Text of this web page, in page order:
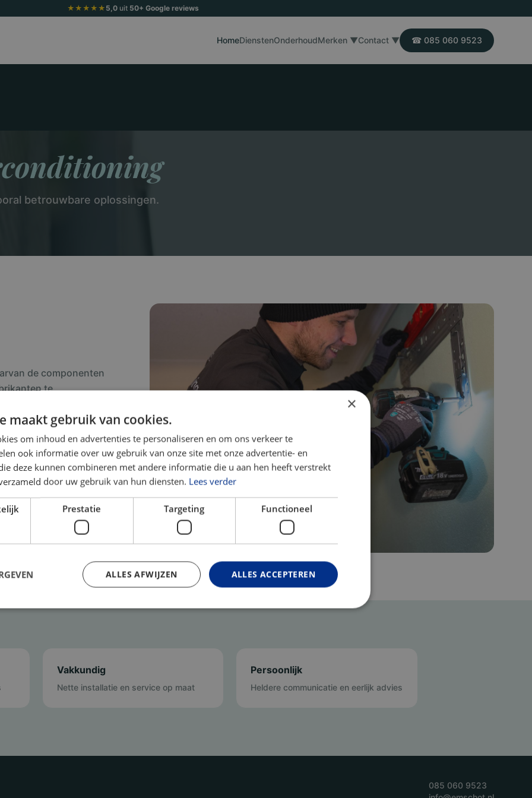
★★★★★ 5,0 uit 50+ Google reviews
HomeDienstenOnderhoudMerken ▼Contact ▼ ☎ 085 060 9523
betrouwbare oplossingen.
de componenten
te
en nazorg.
Daarom werken we
apparatuur van
F-gassen
Vakkundig
Nette installatie en service op maat
Persoonlijk
Heldere communicatie en eerlijk advies
085 060 9523
×
maakt gebruik van cookies.
om inhoud en advertenties te personaliseren en om ons verkeer te
ook informatie over uw gebruik van onze site met onze advertentie- en
deze kunnen combineren met andere informatie die u aan hen heeft verstrekt
door uw gebruik van hun diensten. Lees verder
Prestatie Targeting Functioneel
ALLES ACCEPTEREN
ALLES AFWIJZEN